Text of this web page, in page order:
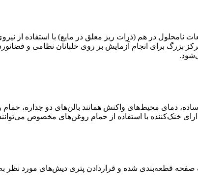
نامحلول در هم (ذرات ریز معلق در مایع) با استفاده از
از مرکز بزرگ برای انجام آزمایش بر روی خلبانان نظامی و